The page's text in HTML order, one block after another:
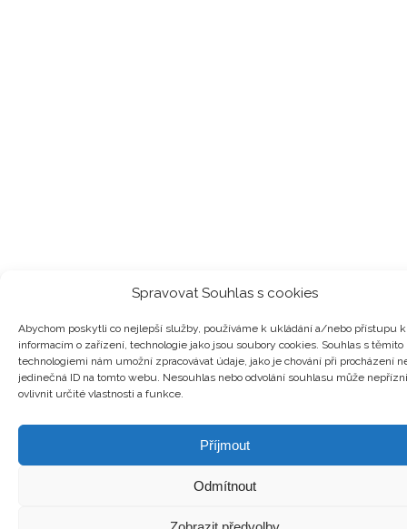
Spravovat Souhlas s cookies
Abychom poskytli co nejlepší služby, používáme k ukládání a/nebo přístupu k
informacím o zařízení, technologie jako jsou soubory cookies. Souhlas s těmito
technologiemi nám umožní zpracovávat údaje, jako je chování při procházení
jedinečná ID na tomto webu. Nesouhlas nebo odvolání souhlasu může
ovlivnit určité vlastnosti a funkce.
Příjmout
Odmítnout